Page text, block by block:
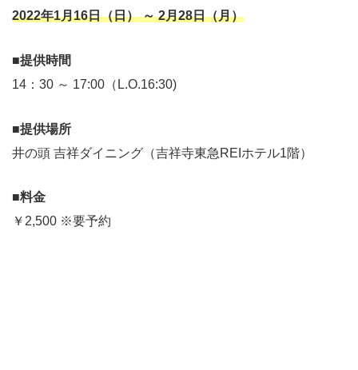
2022年1月16日（日） ～ 2月28日（月）
■提供時間
14：30 ～ 17:00（L.O.16:30)
■提供場所
井の頭 吉祥ダイニング（吉祥寺東急REIホテル1階）
■料金
￥2,500 ※要予約